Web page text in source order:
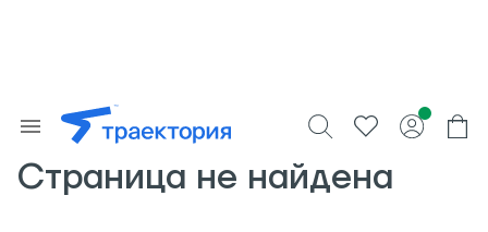
Страница не найдена